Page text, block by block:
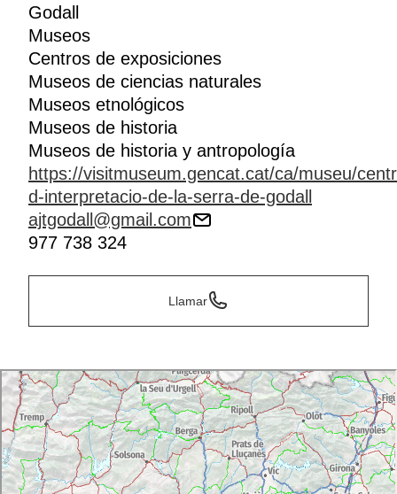
Godall
Museos
Centros de exposiciones
Museos de ciencias naturales
Museos etnológicos
Museos de historia
Museos de historia y antropología
https://visitmuseum.gencat.cat/ca/museu/
d-interpretacio-de-la-serra-de-godall
ajtgodall@gmail.com
977 738 324
Llamar